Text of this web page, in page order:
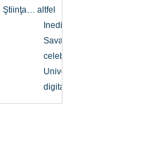
Ştiinţa… altfel
Inedit
Savanți
celebri
Univers
digital